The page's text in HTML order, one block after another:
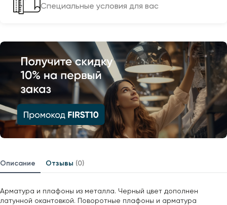
Специальные условия для вас
Описание Отзывы (0)
Арматура и плафоны из металла. Черный цвет дополнен
латунной окантовкой. Поворотные плафоны и арматура